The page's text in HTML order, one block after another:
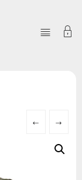
← →